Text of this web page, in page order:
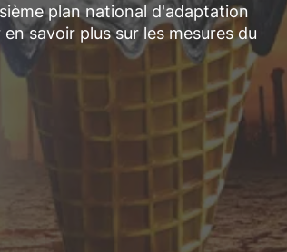
plan national d'adaptation
savoir plus sur les mesures du